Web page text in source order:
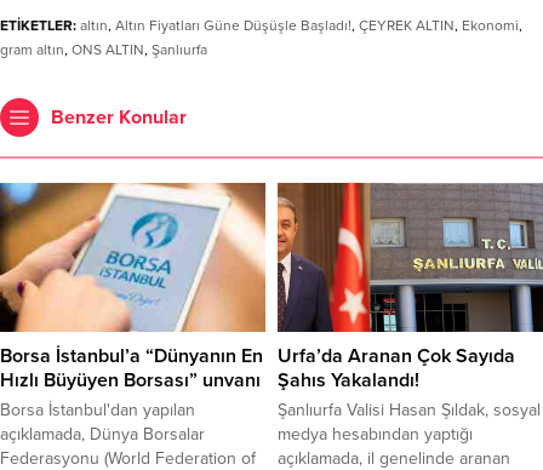
ETİKETLER: altın, Altın Fiyatları Güne Düşüşle Başladı!, ÇEYREK ALTIN, Ekonomi,
gram altın, ONS ALTIN, Şanlıurfa
Benzer Konular
Borsa İstanbul’a “Dünyanın En
Hızlı Büyüyen Borsası” unvanı
Borsa İstanbul'dan yapılan
açıklamada, Dünya Borsalar
Federasyonu (World Federation of
Urfa’da Aranan Çok Sayıda
Şahıs Yakalandı!
Şanlıurfa Valisi Hasan Şıldak, sosyal
medya hesabından yaptığı
açıklamada, il genelinde aranan